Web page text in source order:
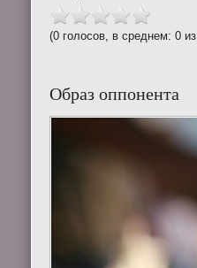
(0 голосов, в среднем: 0
Образ оппонента